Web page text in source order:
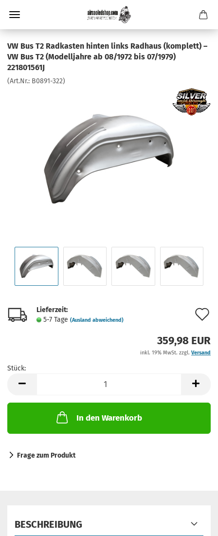
VW Bus T2 Radkasten hinten links Radhaus (komplett) –
VW Bus T2 (Modelljahre ab 08/1972 bis 07/1979)
221801561J
(Art.Nr.: B0891-322)
Lieferzeit:
5-7 Tage (Ausland abweichend)
359,98 EUR
inkl. 19% MwSt. zzgl. Versand
Stück:
In den Warenkorb
Frage zum Produkt
BESCHREIBUNG